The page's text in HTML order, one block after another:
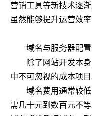
营销工具等新技术逐
虽然能够提升运营效
域名与服务器配
除了网站开发本
中不可忽视的成本项目
域名费用通常较
需几十元到数百元不